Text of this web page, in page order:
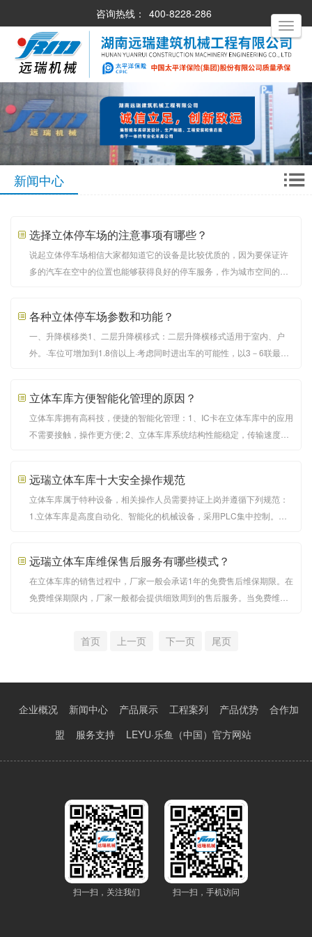
咨询热线： 400-8228-286
新闻中心
选择立体停车场的注意事项有哪些？
说起立体停车场相信大家都知道它的设备是比较优质的，因为要保证许
多的汽车在空中的位置也能够获得良好的停车服务，作为城市空间的节
虽然在占地面积上并没有平面的停车场那么大
各种立体停车场参数和功能？
一、升降横移类1、二层升降横移式：二层升降横移式适用于室内、户
外。·车位可增加到1.8倍以上·考虑同时进出车的可能性，以3－6联最为
升降横移式：·三层升降横移底坑式适用于室内、户外。
立体车库方便智能化管理的原因？
立体车库拥有高科技，便捷的智能化管理：1、IC卡在立体车库中的应用
不需要接触，操作更方便; 2、立体车库系统结构性能稳定，传输速度
取停车费及其他相关费用，增加收入;提前收取长期客
远瑞立体车库十大安全操作规范
立体车库属于特种设备，相关操作人员需要持证上岗并遵循下列规范：
1.立体车库是高度自动化、智能化的机械设备，采用PLC集中控制。车
车库内。 3.车库操作管理人员在交接班时应确认设
远瑞立体车库维保售后服务有哪些模式？
在立体车库的销售过程中，厂家一般会承诺1年的免费售后维保期限。在
免费维保期限内，厂家一般都会提供细致周到的售后服务。当免费维保
容呢？ 1)、服务模式之一 全包模式 --厂家提供管
首页 上一页 下一页 尾页
企业概况 新闻中心 产品展示 工程案列 产品优势
合作加
盟
服务支持 LEYU·乐鱼（中国）官方网站
扫一扫，关注我们 扫一扫，手机访问
Toggle